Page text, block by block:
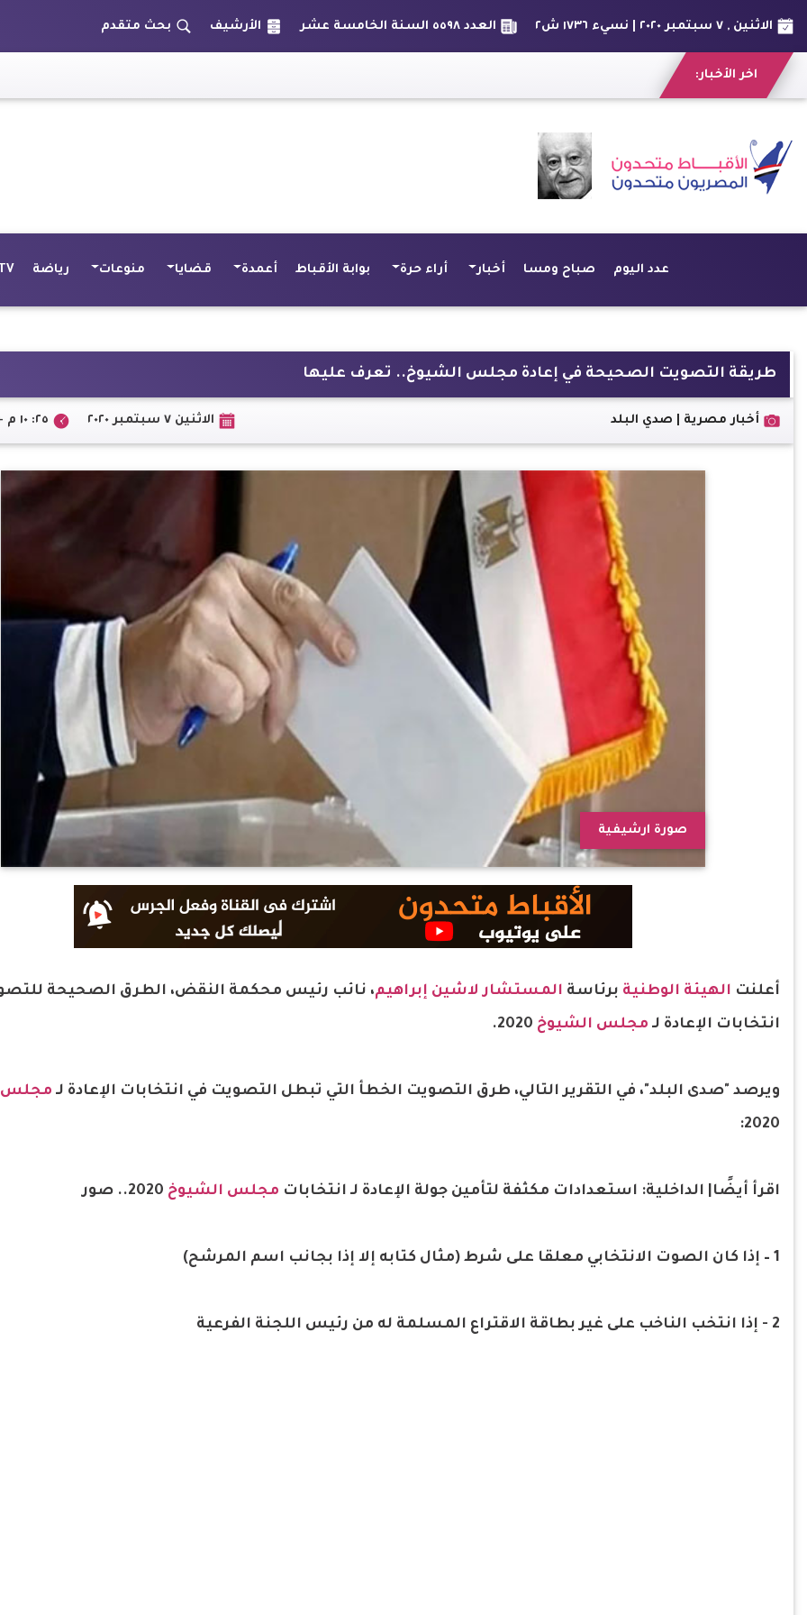
الاثنين , ٧ سبتمبر ٢٠٢٠ | نسيء ١٧٣٦ ش٢ العدد ٥٥٩٨ السنة الخامسة عشر الأرشيف بحث متقدم
اخر الأخبار:
عدد اليوم صباح ومسا أخبار أراء حرة بوابة الأقباط أعمدة قضايا منوعات رياضة
طريقة التصويت الصحيحة في إعادة مجلس الشيوخ.. تعرف عليها
أخبار مصرية | صدي البلد الاثنين ٧ سبتمبر ٢٠٢٠ ٢٥: ١٠ م +02:00 CEST
صورة ارشيفية
أعلنت الهيئة الوطنية برئاسة المستشار لاشين إبراهيم، نائب رئيس محكمة النقض، الطرق الصحيحة
انتخابات الإعادة لـ مجلس الشيوخ
ويرصد "صدى البلد"، في التقرير التالي، طرق التصويت الخطأ التي تبطل التصويت في انتخابات الإعادة لـ مجلس
2020:
اقرأ أيضًا| الداخلية: استعدادات مكثفة لتأمين جولة الإعادة لـ انتخابات مجلس الشيوخ
1 – إذا كان الصوت الانتخابي معلقا على شرط (مثال كتابه إلا إذا بجانب اسم المرشح)
2 - إذا انتخب الناخب على غير بطاقة الاقتراع المسلمة له من رئيس اللجنة الفرعية